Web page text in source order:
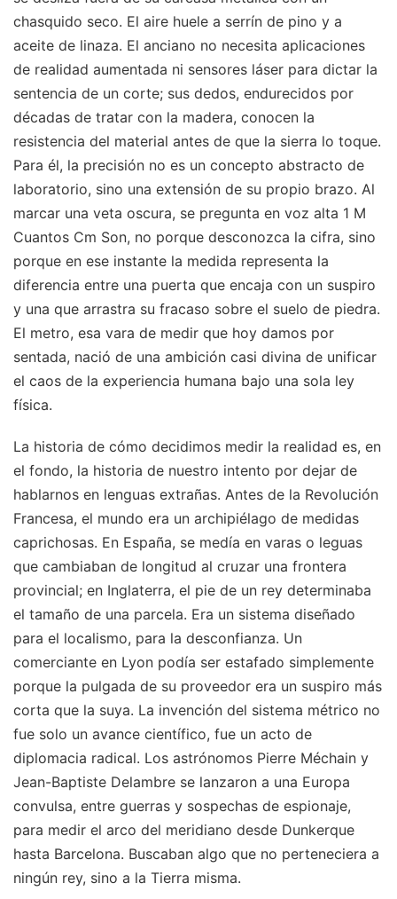
chasquido seco. El aire huele a serrín de pino y a
aceite de linaza. El anciano no necesita aplicaciones
de realidad aumentada ni sensores láser para dictar la
sentencia de un corte; sus dedos, endurecidos por
décadas de tratar con la madera, conocen la
resistencia del material antes de que la sierra lo toque.
Para él, la precisión no es un concepto abstracto de
laboratorio, sino una extensión de su propio brazo. Al
marcar una veta oscura, se pregunta en voz alta 1 M
Cuantos Cm Son, no porque desconozca la cifra, sino
porque en ese instante la medida representa la
diferencia entre una puerta que encaja con un suspiro
y una que arrastra su fracaso sobre el suelo de piedra.
El metro, esa vara de medir que hoy damos por
sentada, nació de una ambición casi divina de unificar
el caos de la experiencia humana bajo una sola ley
física.
La historia de cómo decidimos medir la realidad es, en
el fondo, la historia de nuestro intento por dejar de
hablarnos en lenguas extrañas. Antes de la Revolución
Francesa, el mundo era un archipiélago de medidas
caprichosas. En España, se medía en varas o leguas
que cambiaban de longitud al cruzar una frontera
provincial; en Inglaterra, el pie de un rey determinaba
el tamaño de una parcela. Era un sistema diseñado
para el localismo, para la desconfianza. Un
comerciante en Lyon podía ser estafado simplemente
porque la pulgada de su proveedor era un suspiro más
corta que la suya. La invención del sistema métrico no
fue solo un avance científico, fue un acto de
diplomacia radical. Los astrónomos Pierre Méchain y
Jean-Baptiste Delambre se lanzaron a una Europa
convulsa, entre guerras y sospechas de espionaje,
para medir el arco del meridiano desde Dunkerque
hasta Barcelona. Buscaban algo que no perteneciera a
ningún rey, sino a la Tierra misma.